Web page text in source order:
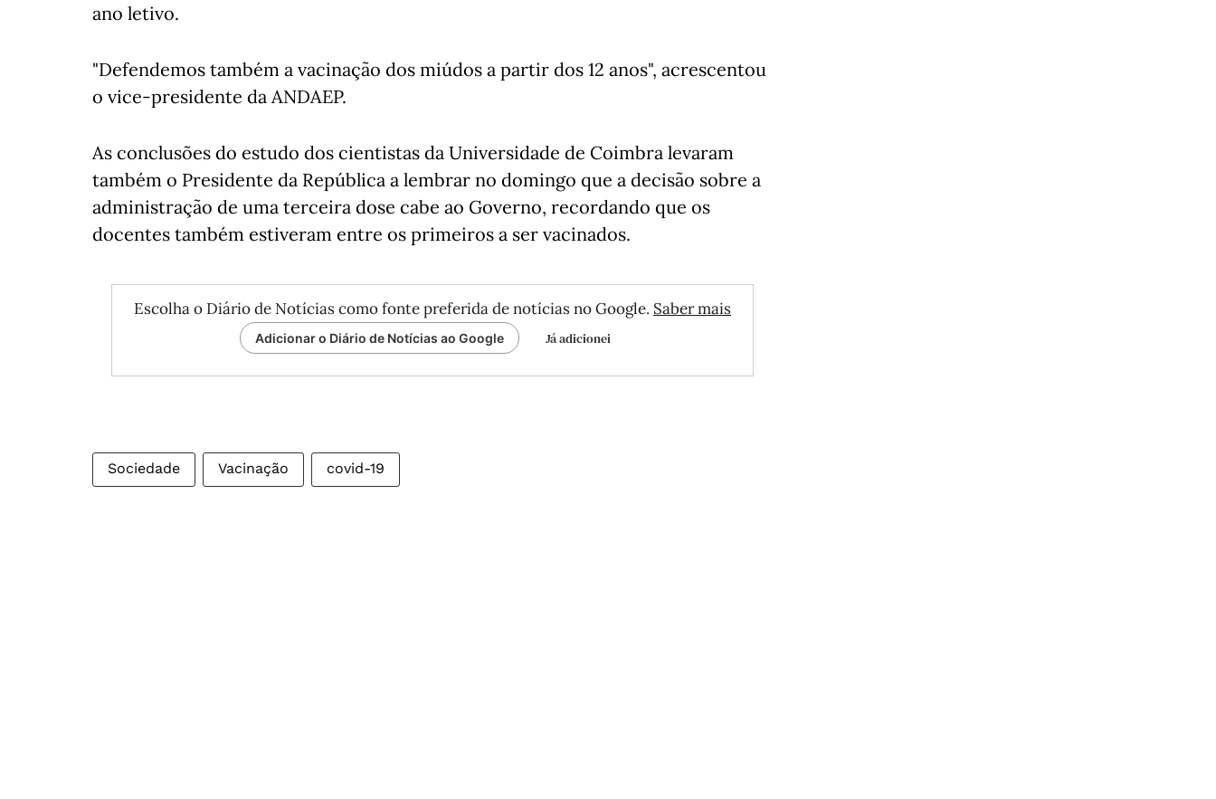
ano letivo.
"Defendemos também a vacinação dos miúdos a partir dos 12 anos", acrescentou
o vice-presidente da ANDAEP.
As conclusões do estudo dos cientistas da Universidade de Coimbra levaram
também o Presidente da República a lembrar no domingo que a decisão sobre a
administração de uma terceira dose cabe ao Governo, recordando que os
docentes também estiveram entre os primeiros a ser vacinados.
Escolha o Diário de Notícias como fonte preferida de notícias no Google. Saber mais
Adicionar o Diário de Notícias ao Google Já adicionei
Sociedade Vacinação covid-19